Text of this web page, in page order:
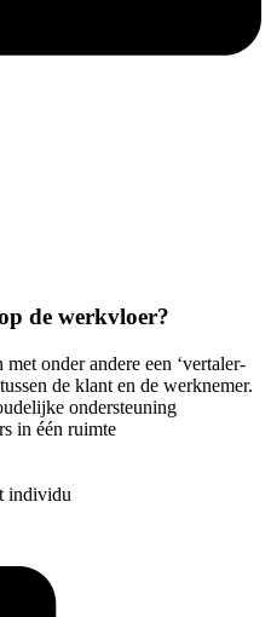
de werkvloer?
onder andere een ‘vertaler-
de klant en de werknemer.
ondersteuning
in één ruimte
individu